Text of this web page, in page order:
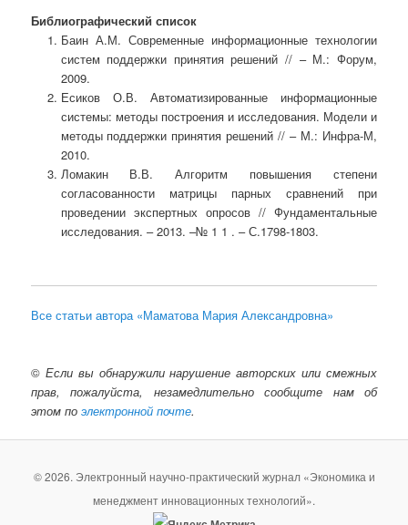
Библиографический список
Баин А.М. Современные информационные технологии
систем поддержки принятия решений // – М.: Форум,
2009.
Есиков О.В. Автоматизированные информационные
системы: методы построения и исследования. Модели и
методы поддержки принятия решений // – М.: Инфра-М,
2010.
Ломакин В.В. Алгоритм повышения степени
согласованности матрицы парных сравнений при
проведении экспертных опросов // Фундаментальные
исследования. – 2013. –№ 1 1 . – С.1798-1803.
Все статьи автора «Маматова Мария Александровна»
© Если вы обнаружили нарушение авторских или смежных
прав, пожалуйста, незамедлительно сообщите нам об
этом поэлектронной почте.
© 2026. Электронный научно-практический журнал «Экономика и
менеджмент инновационных технологий».